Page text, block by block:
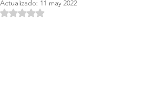
Actualizado: 11 may 2022
Obtuvo NaN de 5 estrellas.